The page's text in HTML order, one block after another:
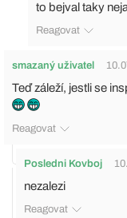
to bejval taky
Reagovat
smazaný uživatel
Teď záleží, jestli se
Reagovat
Posledni Kovboj
nezalezi
Reagovat